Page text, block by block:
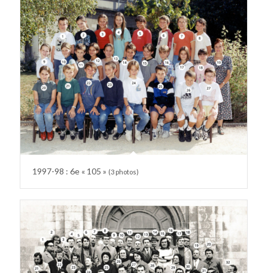
1997-98 : 6e « 105 » (3 photos)